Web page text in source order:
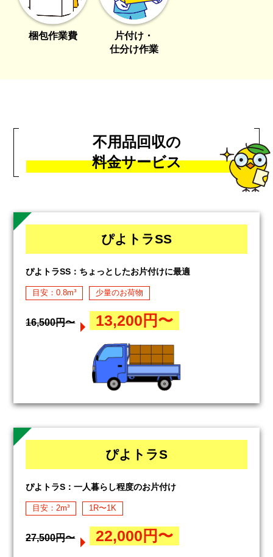
梱包作業費
片付け・
仕分け作業
不用品回収の
料金サービス
ぴよトラSS
ぴよトラSS：ちょっとしたお片付けに最適
目安：0.8m³ 少量のお荷物
16,500円〜 13,200円〜
ぴよトラS
ぴよトラS：一人暮らし程度のお片付け
目安：2m³ 1R〜1K
27,500円〜 22,000円〜